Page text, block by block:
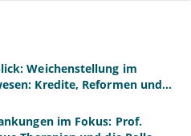
Weichenstellung im
Kredite, Reformen und
im Fokus: Prof.